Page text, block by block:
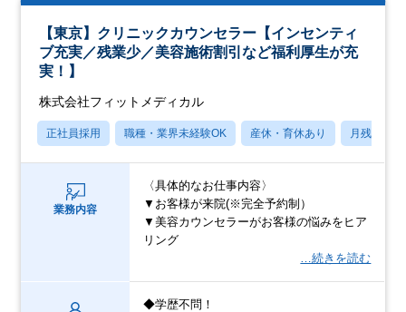
【東京】クリニックカウンセラー【インセンティ
ブ充実／残業少／美容施術割引など福利厚生が充
実！】
株式会社フィットメディカル
正社員採用 職種・業界未経験OK 産休・育休あり 月残業20
業務内容
〈具体的なお仕事内容〉
▼お客様が来院(※完全予約制）
▼美容カウンセラーがお客様の悩みをヒア
リング
…続きを読む
◆学歴不問！